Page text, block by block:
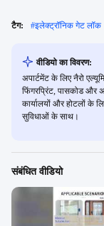
टैग: #इलेक्ट्रॉनिक गेट लॉक
वीडियो का विवरण:
अपार्टमेंट के लिए नैरो
फिंगरप्रिंट, पासकोड और
कार्यालयों और होटलों के
सुविधाओं के साथ।
संबंधित वीडियो